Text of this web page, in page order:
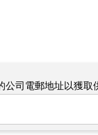
公司電郵地址以獲取